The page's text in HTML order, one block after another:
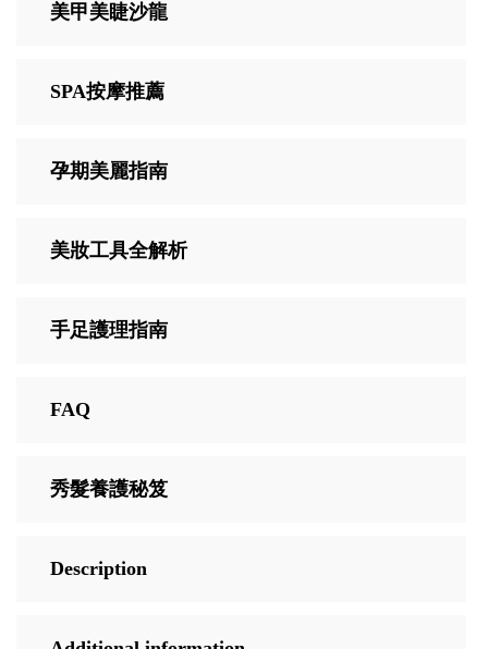
美甲美睫沙龍
SPA按摩推薦
孕期美麗指南
美妝工具全解析
手足護理指南
FAQ
秀髮養護秘笈
Description